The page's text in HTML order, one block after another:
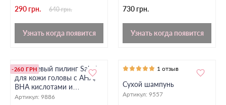
290 грн. 640 грн.
Узнать когда появится
730 грн.
Узнать когда появится
-260 ГРН
Гликолевый пилинг Sabel
для кожи головы с AHA,
BHA кислотами и
витамином E
Артикул: 9886
1 отзыв
Сухой шампунь
Артикул: 9557